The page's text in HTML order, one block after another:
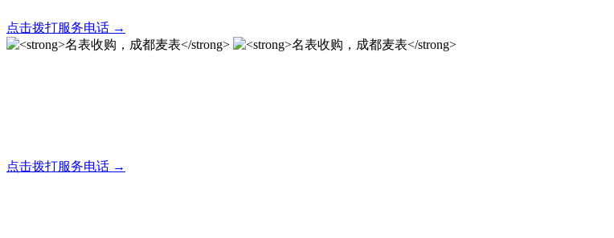
点击拨打服务电话 →
点击拨打服务电话 →